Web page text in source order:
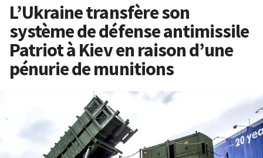
L’Ukraine transfère son
système de défense antimissile
Patriot à Kiev en raison d’une
pénurie de munitions